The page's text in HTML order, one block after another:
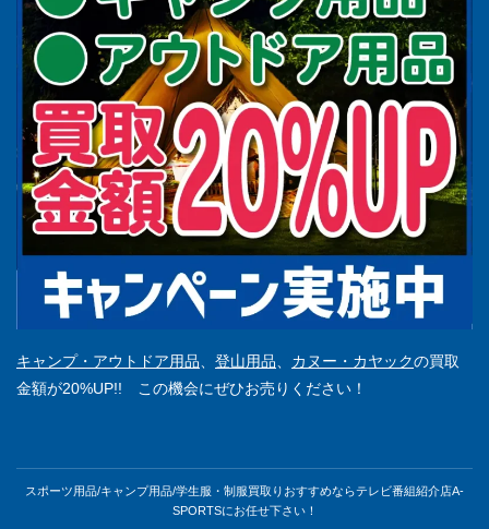
キャンプ・アウトドア用品 登山用品 カヌー・カヤックの買取
金額が20%UP!! この機会にぜひお売りください！
スポーツ用品/キャンプ用品/学生服・制服買取りおすすめならテレビ番組紹介店A-
SPORTSにお任せ下さい！